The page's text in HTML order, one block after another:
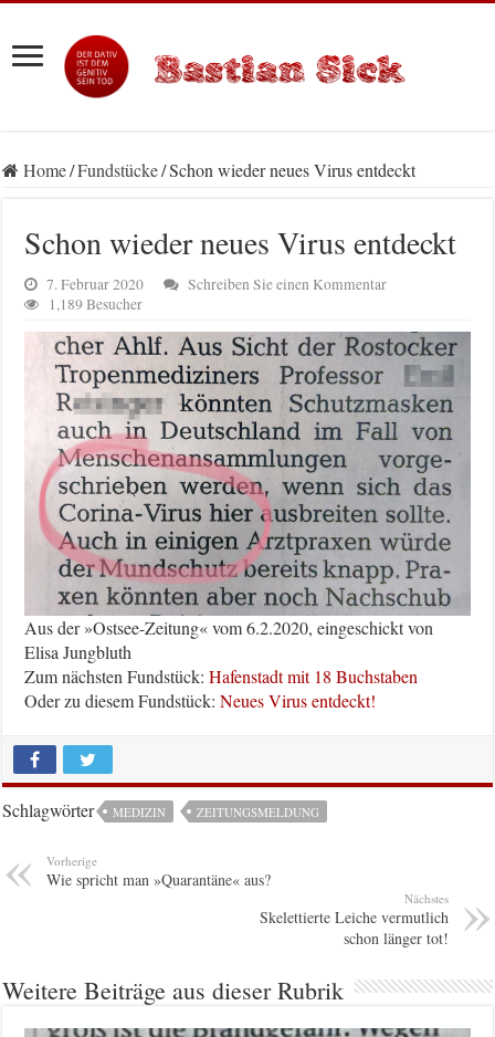
Home/Fundstücke/Schon wieder neues Virus entdeckt
Schon wieder neues Virus entdeckt
7. Februar 2020
Schreiben Sie einen Kommentar
1,189 Besucher
Aus der »Ostsee-Zeitung« vom 6.2.2020, eingeschickt von
Elisa Jungbluth
Zum nächsten Fundstück:Hafenstadt mit 18 Buchstaben
Oder zu diesem Fundstück:Neues Virus entdeckt!
Schlagwörter MEDIZIN ZEITUNGSMELDUNG
Vorherige
Wie spricht man »Quarantäne« aus?
Nächstes
Skelettierte Leiche vermutlich
schon länger tot!
Weitere Beiträge aus dieser Rubrik